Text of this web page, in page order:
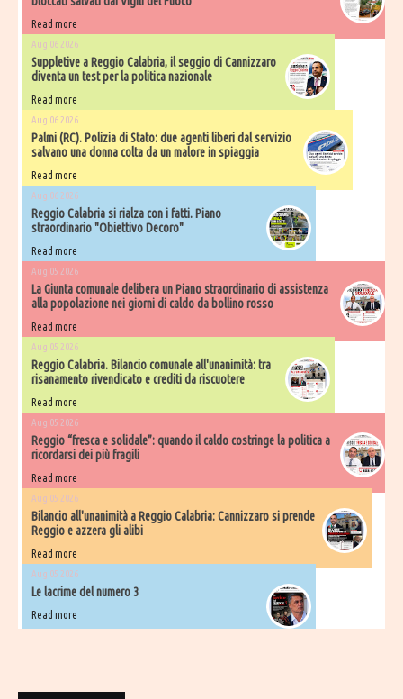
Read more
Aug 06 2026
Suppletive a Reggio Calabria, il seggio di Cannizzaro
diventa un test per la politica nazionale
Read more
Aug 06 2026
Palmi (RC). Polizia di Stato: due agenti liberi dal servizio
salvano una donna colta da un malore in spiaggia
Read more
Aug 06 2026
Reggio Calabria si rialza con i fatti. Piano
straordinario "Obiettivo Decoro"
Read more
Aug 05 2026
La Giunta comunale delibera un Piano straordinario di assistenza
alla popolazione nei giorni di caldo da bollino rosso
Read more
Aug 05 2026
Reggio Calabria. Bilancio comunale all'unanimità: tra
risanamento rivendicato e crediti da riscuotere
Read more
Aug 05 2026
Reggio “fresca e solidale”: quando il caldo costringe la politica a
ricordarsi dei più fragili
Read more
Aug 05 2026
Bilancio all'unanimità a Reggio Calabria: Cannizzaro si prende
Reggio e azzera gli alibi
Read more
Aug 05 2026
Le lacrime del numero 3
Read more